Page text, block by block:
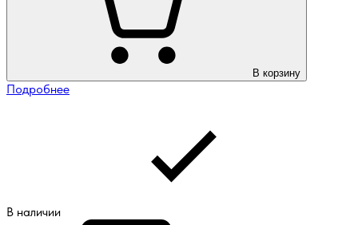
В корзину
Подробнее
В наличии